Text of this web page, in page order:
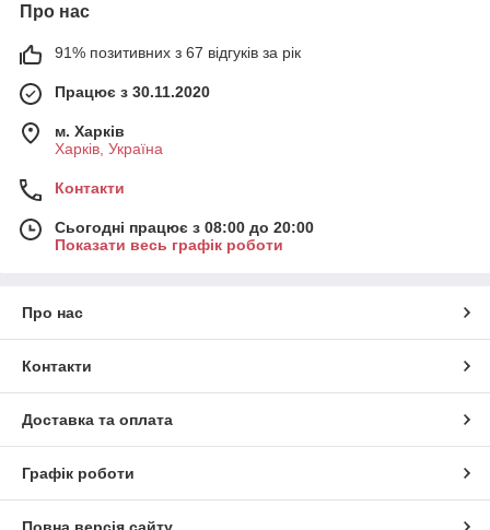
Про нас
91% позитивних з 67 відгуків за рік
Працює з 30.11.2020
м. Харків
Харків, Україна
Контакти
Сьогодні працює з 08:00 до 20:00
Показати весь графік роботи
Про нас
Контакти
Доставка та оплата
Графік роботи